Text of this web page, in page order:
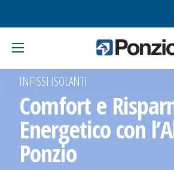
content
INFISSI ISOLANTI
Comfort e
Energetico con
Ponzio